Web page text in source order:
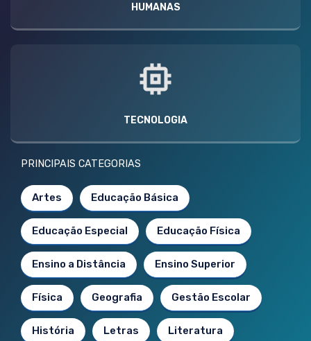
HUMANAS
TECNOLOGIA
PRINCIPAIS CATEGORIAS
Artes Educação Básica
Educação Especial Educação Física
Ensino a Distância Ensino Superior
Física Geografia Gestão Escolar
História Letras Literatura